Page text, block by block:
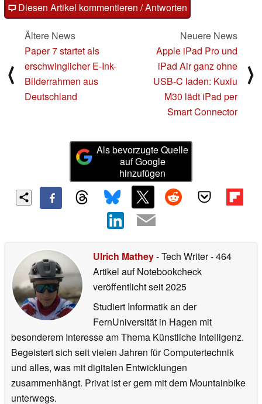
Diesen Artikel kommentieren / Antworten
⟨
Ältere News
Paper 7 startet als
erschwinglicher E-Ink-
Bilderrahmen aus
Deutschland
Neuere News
Apple iPad Pro und
iPad Air ganz ohne
USB-C laden: Kuxiu
M30 lädt iPad per
Smart Connector
⟩
Als bevorzugte Quelle
auf Google
hinzufügen
Ulrich Mathey- Tech Writer- 464
Artikel auf Notebookcheck
veröffentlichtseit 2025
Studiert Informatik an der
FernUniversität in Hagen mit
besonderem Interesse am Thema Künstliche Intelligenz.
Begeistert sich seit vielen Jahren für Computertechnik
und alles, was mit digitalen Entwicklungen
zusammenhängt. Privat ist er gern mit dem Mountainbike
unterwegs.